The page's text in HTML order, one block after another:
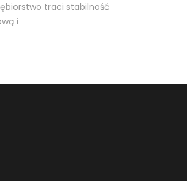
traci stabilność
i